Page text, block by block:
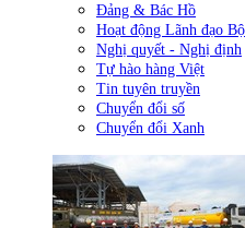
Đảng & Bác Hồ
Hoạt động Lãnh đạo Bộ
Nghị quyết - Nghị định
Tự hào hàng Việt
Tin tuyên truyền
Chuyển đổi số
Chuyển đổi Xanh